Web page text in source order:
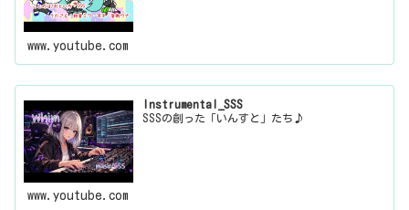
www.youtube.com
Instrumental_SSS
SSSの創った「いんすと」たち♪
www.youtube.com